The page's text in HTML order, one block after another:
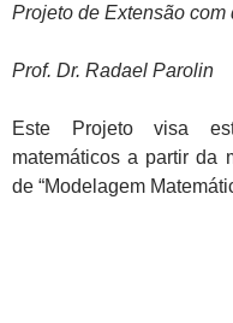
Projeto de Extensão
Prof. Dr. Radael Parolin
Este Projeto visa
matemáticos a partir da
de “Modelagem